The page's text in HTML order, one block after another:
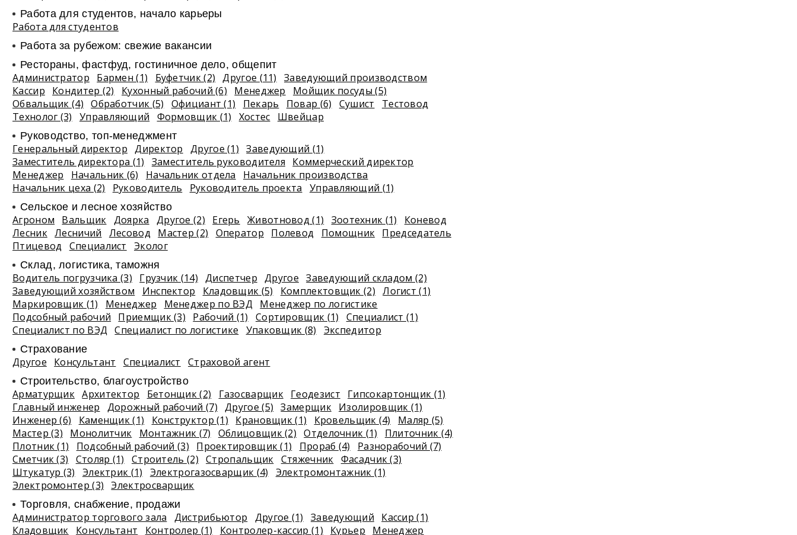
Работа для студентов, начало карьеры
Работа для студентов
Работа за рубежом: свежие вакансии
Рестораны, фастфуд, гостиничное дело, общепит
Администратор Бармен (1) Буфетчик (2) Другое (11)
Заведующий производством
Кассир
Кондитер (2) Кухонный рабочий (6) Менеджер
Мойщик посуды (5)
Обвальщик (4)
Обработчик (5) Официант (1) Пекарь Повар (6) Сушист
Тестовод
Технолог (3)
Управляющий Формовщик (1) Хостес Швейцар
Руководство, топ-менеджмент
Генеральный директор Директор Другое (1)
Заведующий (1)
Заместитель директора (1)
Заместитель руководителя
Коммерческий директор
Менеджер
Начальник (6) Начальник отдела
Начальник производства
Начальник цеха (2)
Руководитель Руководитель проекта Управляющий (1)
Сельское и лесное хозяйство
Агроном Вальщик Доярка Другое (2) Егерь Животновод (1) Зоотехник (1)
Коневод
Лесник Лесничий Лесовод Мастер (2) Оператор Полевод Помощник Председатель
Птицевод
Специалист Эколог
Склад, логистика, таможня
Водитель погрузчика (3) Грузчик (14) Диспетчер Другое
Заведующий складом (2)
Заведующий хозяйством
Инспектор Кладовщик (5) Комплектовщик (2)
Логист (1)
Маркировщик (1)
Менеджер Менеджер по ВЭД
Менеджер по логистике
Подсобный рабочий
Приемщик (3) Рабочий (1) Сортировщик (1)
Специалист (1)
Специалист по ВЭД
Специалист по логистике Упаковщик (8) Экспедитор
Страхование
Другое Консультант Специалист Страховой агент
Строительство, благоустройство
Арматурщик Архитектор Бетонщик (2) Газосварщик Геодезист
Гипсокартонщик (1)
Главный инженер
Дорожный рабочий (7) Другое (5) Замерщик Изолировщик (1)
Инженер (6)
Каменщик (1) Конструктор (1) Крановщик (1) Кровельщик (4)
Маляр (5)
Мастер (3)
Монолитчик Монтажник (7) Облицовщик (2) Отделочник (1)
Плиточник (4)
Плотник (1)
Подсобный рабочий (3) Проектировщик (1) Прораб (4)
Разнорабочий (7)
Сметчик (3)
Столяр (1) Строитель (2) Стропальщик Стяжечник Фасадчик (3)
Штукатур (3)
Электрик (1) Электрогазосварщик (4)
Электромонтажник (1)
Электромонтер (3)
Электросварщик
Торговля, снабжение, продажи
Администратор торгового зала Дистрибьютор Другое (1) Заведующий
Кассир (1)
Кладовщик
Консультант Контролер (1) Контролер-кассир (1) Курьер
Менеджер